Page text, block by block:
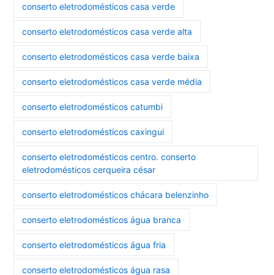
conserto eletrodomésticos casa verde
conserto eletrodomésticos casa verde alta
conserto eletrodomésticos casa verde baixa
conserto eletrodomésticos casa verde média
conserto eletrodomésticos catumbi
conserto eletrodomésticos caxingui
conserto eletrodomésticos centro. conserto
eletrodomésticos cerqueira césar
conserto eletrodomésticos chácara belenzinho
conserto eletrodomésticos água branca
conserto eletrodomésticos água fria
conserto eletrodomésticos água rasa